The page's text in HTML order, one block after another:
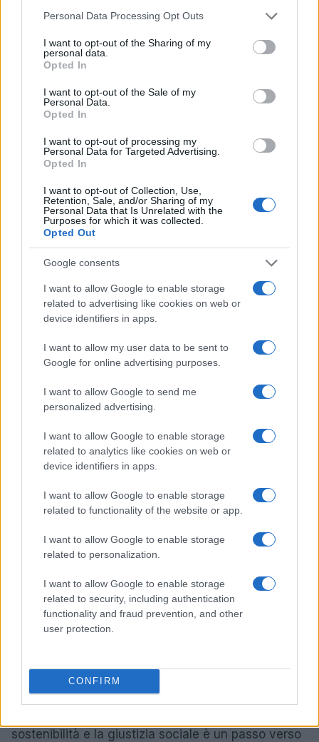
Please note that this website/app uses one or more Google
not limited to your visit or usage behaviour. You may click to
grant or deny consent to Google and its third-party tags to
use your data for below specified purposes in below Google
consent section.
Personal Data Processing Opt Outs
I want to opt-out of the Sharing of my
personal data.
Opted In
I want to opt-out of the Sale of my
Personal Data.
Opted In
I want to opt-out of processing my
Personal Data for Targeted Advertising.
Opted In
I want to opt-out of Collection, Use,
Retention, Sale, and/or Sharing of my
Personal Data that Is Unrelated with the
Purposes for which it was collected.
Opted Out
Google consents
I want to allow Google to enable storage
related to advertising like cookies on web or
device identifiers in apps.
I want to allow my user data to be sent to
Google for online advertising purposes.
I want to allow Google to send me
personalized advertising.
I want to allow Google to enable storage
related to analytics like cookies on web or
device identifiers in apps.
I want to allow Google to enable storage
related to functionality of the website or app.
I want to allow Google to enable storage
related to personalization.
I want to allow Google to enable storage
related to security, including authentication
functionality and fraud prevention, and other
user protection.
CONFIRM
hanno colpito oltre 500 famiglie, costringendo più
l’Ufficio per il Coordinamento degli Affari Umanitari
e i partner umanitari stanno facendo del loro meglio
per fornire assistenza. È un promemoria di quanto
siano importanti la solidarietà e la cooperazione
internazionale in situazioni di emergenza.
Leadership e responsabilità globale
Un momento di grande significato è stato l’elezione
della nuova Presidente dell’Assemblea Generale,
Annalena Baerbock, che ha promesso di essere un
\”mediatrice onesta e unificatrice\”. Questa scelta
segna un traguardo importante, poiché è la quinta
donna a ricoprire questo ruolo in ottant’anni. La sua
leadership rappresenta un simbolo di speranza e di
cambiamento in un momento in cui la comunità
internazionale ha bisogno di rinnovata
Il futuro delle Nazioni Unite
La relazione annuale del Consiglio di Sicurezza,
adottata oggi, segna un altro passo verso la
storica delle Nazioni Unite a Ginevra è un progetto
questione della ristrutturazione non è solo
architettonica; è un riflesso dell’impegno della
comunità globale verso un futuro migliore, dove
ogni voce conta.
In conclusione, ciò che emerge da queste
possiamo affrontare qualsiasi sfida, ma è
necessario agire con coraggio e determinazione.
sostenibilità e la giustizia sociale è un passo verso